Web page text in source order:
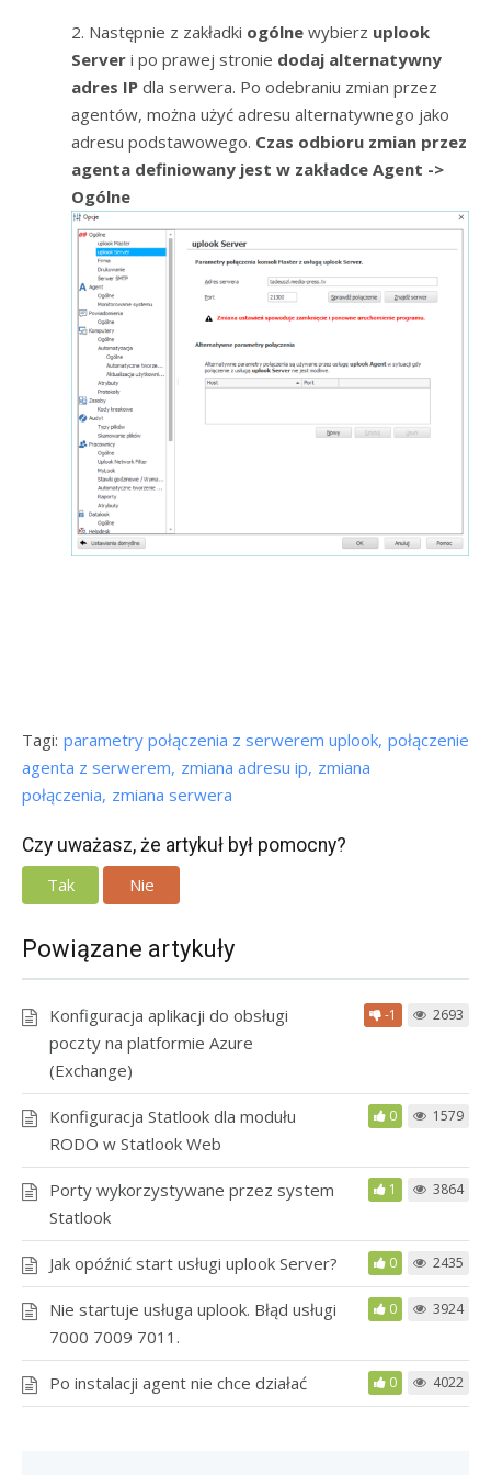
2. Następnie z zakładki ogólne wybierz uplook
Server i po prawej stronie dodaj alternatywny
adres IP dla serwera. Po odebraniu zmian przez
agentów, można użyć adresu alternatywnego jako
adresu podstawowego. Czas odbioru zmian przez
agenta definiowany jest w zakładce Agent ->
Ogólne
Tagi: parametry połączenia z serwerem uplook połączenie
agenta z serwerem zmiana adresu ip zmiana
połączenia zmiana serwera
Czy uważasz, że artykuł był pomocny?
Tak
Nie
Powiązane artykuły
Konfiguracja aplikacji do obsługi
poczty na platformie Azure
(Exchange)
-1 2693
Konfiguracja Statlook dla modułu
RODO w Statlook Web
0 1579
Porty wykorzystywane przez system
Statlook
1 3864
Jak opóźnić start usługi uplook Server? 0 2435
Nie startuje usługa uplook. Błąd usługi
7000 7009 7011.
0 3924
Po instalacji agent nie chce działać 0 4022